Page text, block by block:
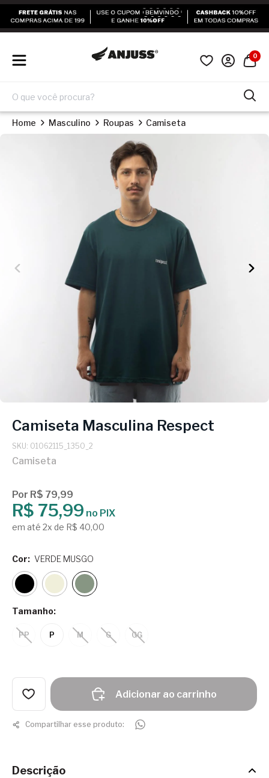
0
Home Masculino Roupas Camiseta
Camiseta Masculina Respect
SKU: 01062115_1350_2
Camiseta
Por R$ 79,99
R$ 75,99 no PIX
em até 2x de R$ 40,00
Tamanho:
PP P M G GG
Cor: VERDE MUSGO
Adicionar ao carrinho
Compartilhar esse produto:
Descrição